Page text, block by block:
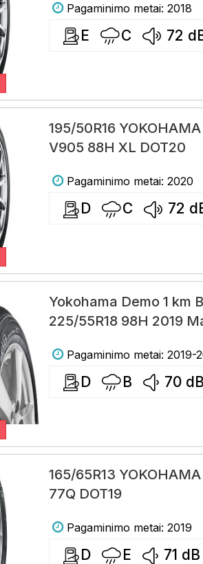
Pagaminimo metai: 2018
E C 72
195/50R16
V905 88H XL DOT20
Pagaminimo metai: 2020
D C 72
Yokohama Demo 1 km
225/55R18 98H 2019
Pagaminimo metai: 2019-
D B 70 dB
165/65R13
77Q DOT19
Pagaminimo metai: 2019
D E 71 dB